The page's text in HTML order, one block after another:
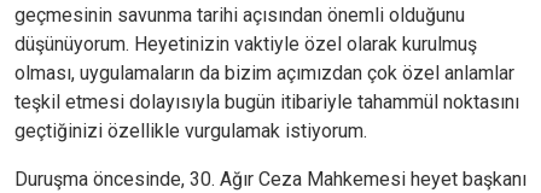
geçmesinin savunma tarihi açısından önemli olduğunu
düşünüyorum. Heyetinizin vaktiyle özel olarak kurulmuş
olması, uygulamaların da bizim açımızdan çok özel anlamlar
teşkil etmesi dolayısıyla bugün itibariyle tahammül noktasını
geçtiğinizi özellikle vurgulamak istiyorum.
Duruşma öncesinde, 30. Ağır Ceza Mahkemesi heyet başkanı